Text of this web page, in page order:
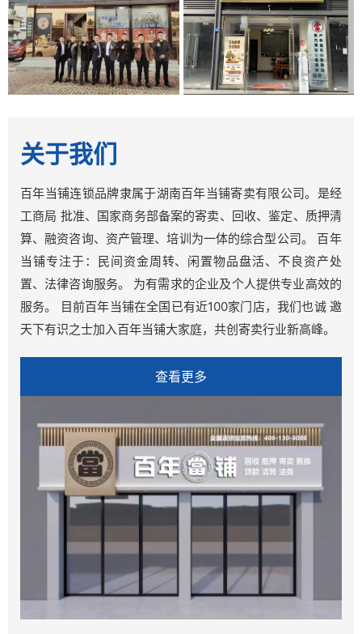
关于我们
百年当铺连锁品牌隶属于湖南百年当铺寄卖有限公司。是经
工商局 批准、国家商务部备案的寄卖、回收、鉴定、质押清
算、融资咨询、资产管理、培训为一体的综合型公司。 百年
当铺专注于：民间资金周转、闲置物品盘活、不良资产处
置、法律咨询服务。 为有需求的企业及个人提供专业高效的
服务。 目前百年当铺在全国已有近100家门店，我们也诚 邀
天下有识之士加入百年当铺大家庭，共创寄卖行业新高峰。
查看更多